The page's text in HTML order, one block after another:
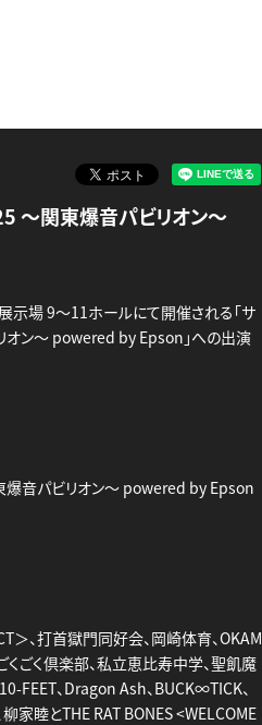
～関東爆音パビリオン～
示場 9～11ホールにて開催される「サ
ン～ powered by Epson」への出演
爆音パビリオン～ powered by Epson
＞、打首獄門同好会、岡崎体育、OKAM
くごく倶楽部、私立恵比寿中学、聖飢魔
FEET、Dragon Ash、BUCK∞TICK、
家睦とTHE RAT BONES <WELCOME